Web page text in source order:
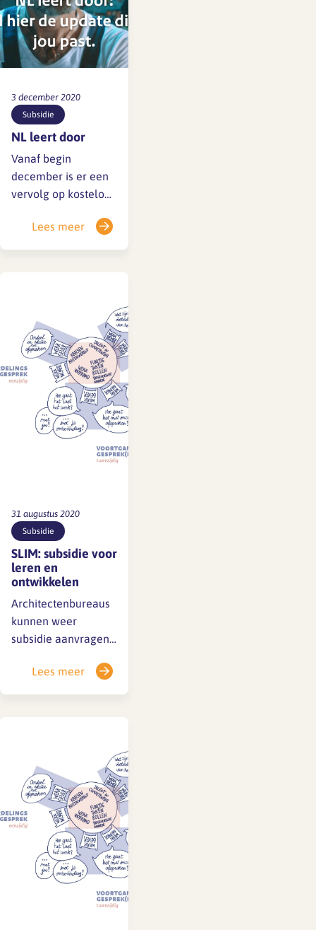
jaar- werkenden in…
3 december 2020
Subsidie
NL leert door
Vanaf begin
december is er een
vervolg op kosteloos
scholing via de
subsidieregeling van
ontwikkeladviezen
voor dit tijdvak zijn
direct na
openstelling al
allemaal benut. Wel
is kosteloos scholing
nog beschikbaar.
Lees meer
31 augustus 2020
Subsidie
SLIM: subsidie voor
leren en
ontwikkelen
Architectenbureaus
kunnen weer
subsidie aanvragen
ontwikkelen te
stimuleren. De
miljoen beschikbaar
voor de zogeheten
SLIM-regeling. Vanaf
morgen, dinsdag 1
september wordt de
regeling weer
opengesteld voor
aanvragen. Wees er
Lees meer